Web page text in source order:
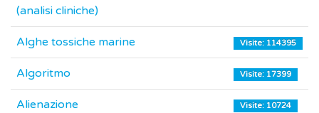
(analisi cliniche)
Alghe tossiche marine Visite: 114395
Algoritmo Visite: 17399
Alienazione Visite: 10724